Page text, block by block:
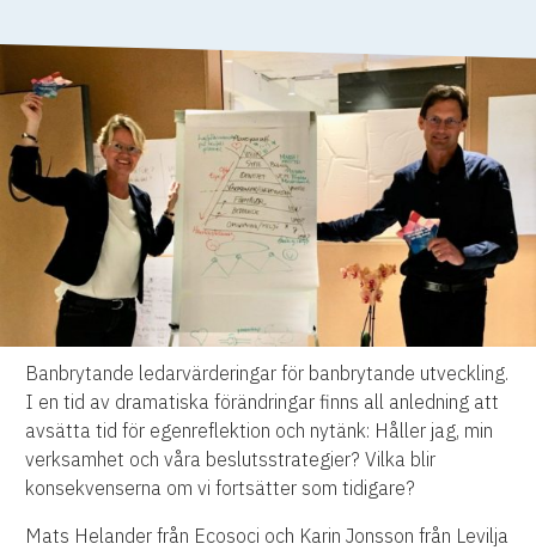
Banbrytande ledarvärderingar för banbrytande utveckling.
I en tid av dramatiska förändringar finns all anledning att
avsätta tid för egenreflektion och nytänk: Håller jag, min
verksamhet och våra beslutsstrategier? Vilka blir
konsekvenserna om vi fortsätter som tidigare?
Mats Helander från Ecosoci och Karin Jonsson från Levilja